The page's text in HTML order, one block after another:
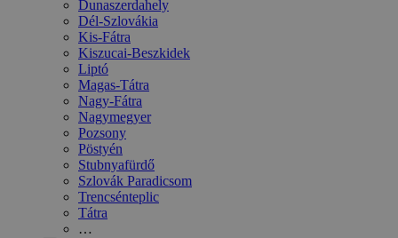
Dunaszerdahely
Dél-Szlovákia
Kis-Fátra
Kiszucai-Beszkidek
Liptó
Magas-Tátra
Nagy-Fátra
Nagymegyer
Pozsony
Pöstyén
Stubnyafürdő
Szlovák Paradicsom
Trencsénteplic
Tátra
…